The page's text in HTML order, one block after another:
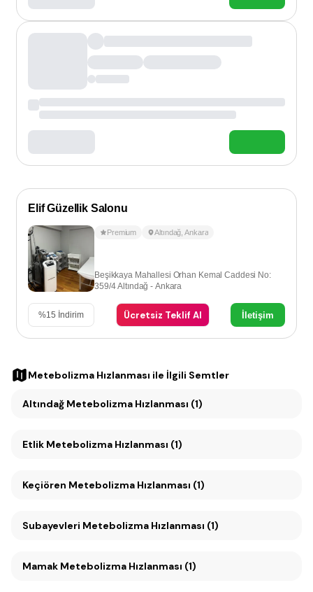
Elif Güzellik Salonu
Premium Altındağ ,Ankara
Beşikkaya Mahallesi Orhan Kemal Caddesi No:
359/4 Altındağ - Ankara
%15 İndirim Ücretsiz Teklif Al İletişim
Metebolizma Hızlanması ile İlgili Semtler
Altındağ Metebolizma Hızlanması (1)
Etlik Metebolizma Hızlanması (1)
Keçiören Metebolizma Hızlanması (1)
Subayevleri Metebolizma Hızlanması (1)
Mamak Metebolizma Hızlanması (1)